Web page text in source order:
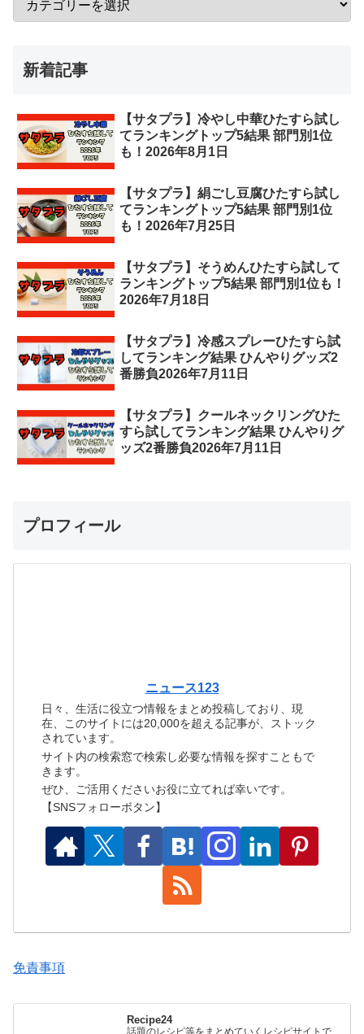
新着記事
【サタプラ】冷やし中華ひたすら試し
てランキングトップ5結果 部門別1位
も！2026年8月1日
【サタプラ】絹ごし豆腐ひたすら試し
てランキングトップ5結果 部門別1位
も！2026年7月25日
【サタプラ】そうめんひたすら試して
ランキングトップ5結果 部門別1位も！
2026年7月18日
【サタプラ】冷感スプレーひたすら試
してランキング結果 ひんやりグッズ2
番勝負2026年7月11日
【サタプラ】クールネックリングひた
すら試してランキング結果 ひんやりグ
ッズ2番勝負2026年7月11日
プロフィール
ニュース123
日々、生活に役立つ情報をまとめ投稿しており、現
在、このサイトには20,000を超える記事が、ストック
されています。
サイト内の検索窓で検索し必要な情報を探すこともで
きます。
ぜひ、ご活用くださいお役に立てれば幸いです。
【SNSフォローボタン】
免責事項
Recipe24
話題のレシピ等をまとめていくレシピサイトで